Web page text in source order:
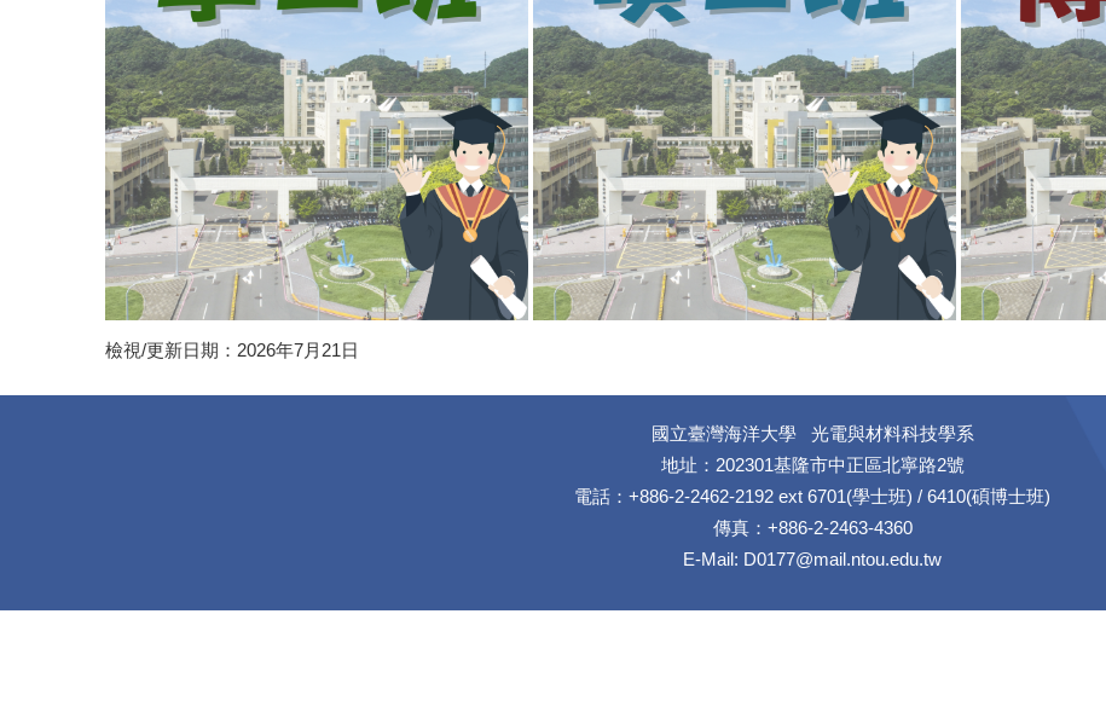
檢視/更新日期：2026年7月21日
國立臺灣海洋大學 光電與材料科技學系
地址：202301基隆市中正區北寧路2號
電話：+886-2-2462-2192 ext 6701(學士班) / 6410(碩博士班)
傳真：+886-2-2463-4360
E-Mail: D0177@mail.ntou.edu.tw